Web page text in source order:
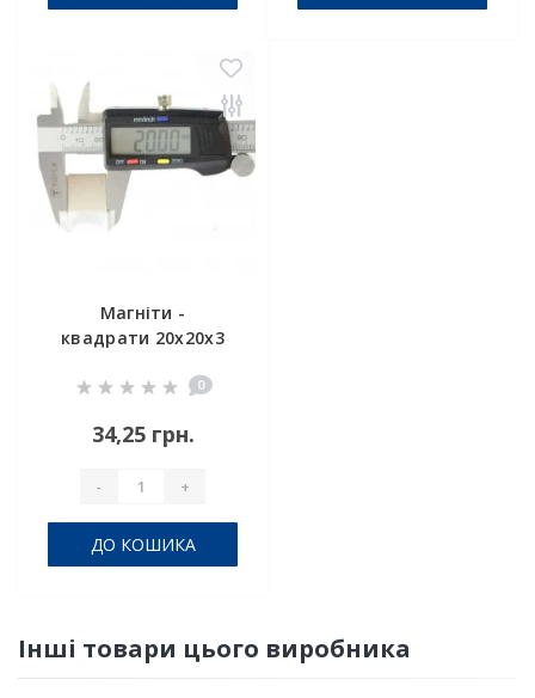
Магніти -
квадрати 20х20х3
0
34,25 грн.
- +
ДО КОШИКА
Інші товари цього виробника